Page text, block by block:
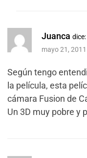
Juanca dice:
mayo 21,
Según tengo
la película, esta
cámara Fusion de
Un 3D muy pobre y